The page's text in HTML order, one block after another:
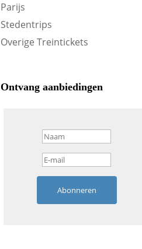
Parijs
Stedentrips
Overige Treintickets
Ontvang aanbiedingen
Abonneren